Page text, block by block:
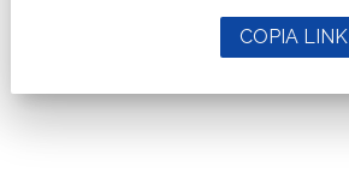
COPIA LINK